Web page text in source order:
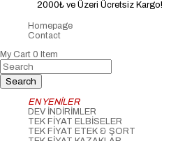
2000₺ ve Üzeri Ücretsiz Kargo!
Homepage
Contact
My Cart 0 Item
EN YENİLER
DEV İNDİRİMLER
TEK FİYAT ELBİSELER
TEK FİYAT ETEK & ŞORT